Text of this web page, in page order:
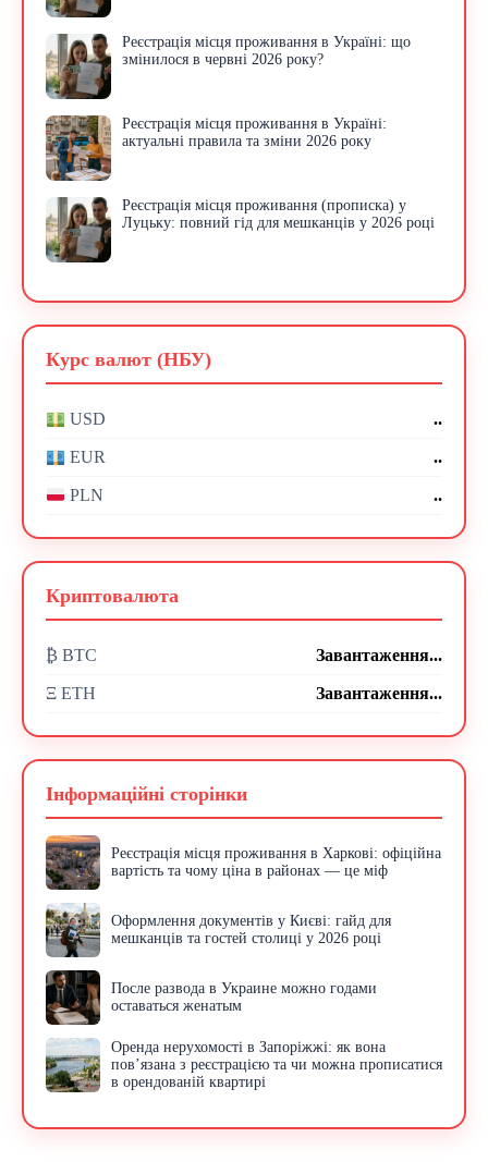
Реєстрація місця проживання в Україні: що
змінилося в червні 2026 року?
Реєстрація місця проживання в Україні:
актуальні правила та зміни 2026 року
Реєстрація місця проживання (прописка) у
Луцьку: повний гід для мешканців у 2026 році
Курс валют (НБУ)
USD ..
EUR ..
PLN ..
Криптовалюта
₿ BTC Завантаження...
Ξ ETH Завантаження...
Інформаційні сторінки
Реєстрація місця проживання в Харкові: офіційна
вартість та чому ціна в районах — це міф
Оформлення документів у Києві: гайд для
мешканців та гостей столиці у 2026 році
После развода в Украине можно годами
оставаться женатым
Оренда нерухомості в Запоріжжі: як вона
пов’язана з реєстрацією та чи можна прописатися
в орендованій квартирі